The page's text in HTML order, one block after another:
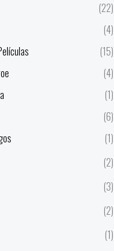
(22)
(4)
(15)
(4)
(1)
(6)
(1)
(2)
(3)
(2)
(1)